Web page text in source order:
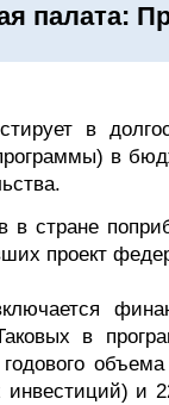
палата:
в
в
в стране
проект
в
и